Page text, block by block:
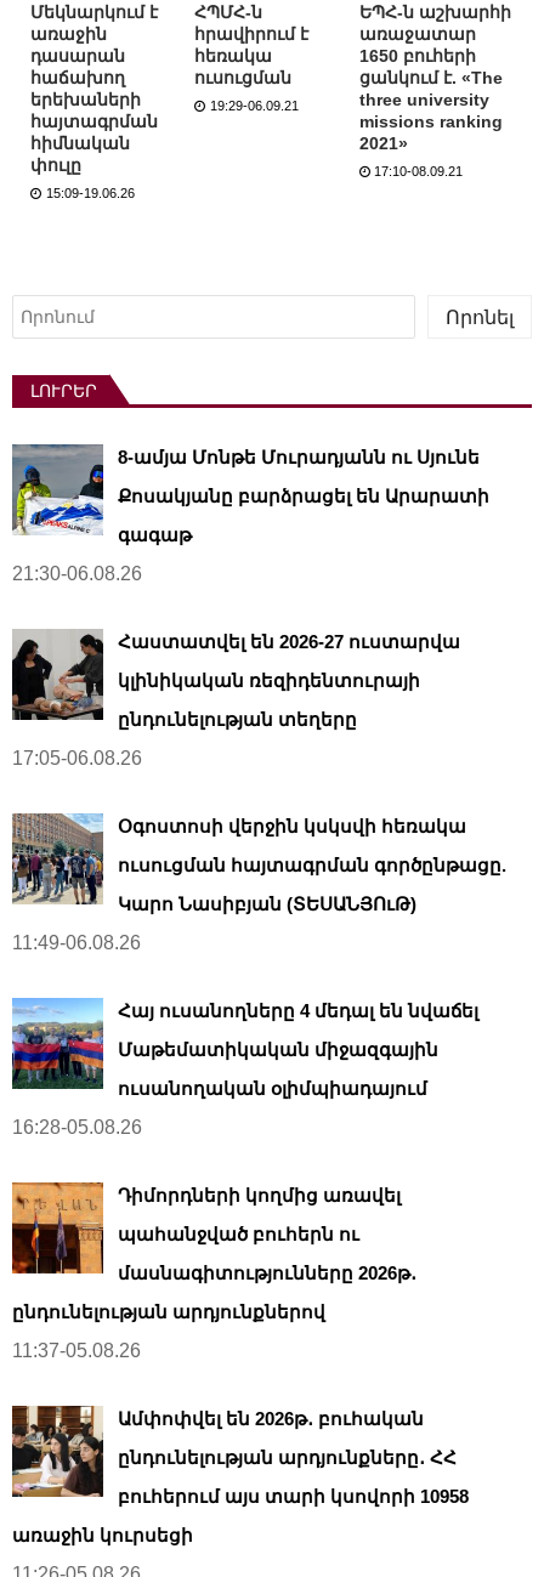
Մեկնարկում է
առաջին
դասարան
հաճախող
երեխաների
հայտագրման
հիմնական
փուլը
15:09-19.06.26
ՀՊՄՀ-ն
հրավիրում է
հեռակա
ուսուցման
19:29-06.09.21
ԵՊՀ-ն աշխարհի
առաջատար
1650 բուհերի
ցանկում է. «The
three university
missions ranking
2021»
17:10-08.09.21
Որոնել
Որոնել
ԼՈՒՐԵՐ
8-ամյա Մոնթե Մուրադյանն ու Սյունե
Քոսակյանը բարձրացել են Արարատի
գագաթ
21:30-06.08.26
Հաստատվել են 2026-27 ուստարվա
կլինիկական ռեզիդենտուրայի
ընդունելության տեղերը
17:05-06.08.26
Օգոստոսի վերջին կսկսվի հեռակա
ուսուցման հայտագրման գործընթացը.
Կարո Նասիբյան (ՏԵՍԱՆՅՈւԹ)
11:49-06.08.26
Հայ ուսանողները 4 մեդալ են նվաճել
Մաթեմատիկական միջազգային
ուսանողական օլիմպիադայում
16:28-05.08.26
Դիմորդների կողմից առավել
պահանջված բուհերն ու
մասնագիտությունները 2026թ․
ընդունելության արդյունքներով
11:37-05.08.26
Ամփոփվել են 2026թ․ բուհական
ընդունելության արդյունքները․ ՀՀ
բուհերում այս տարի կսովորի 10958
առաջին կուրսեցի